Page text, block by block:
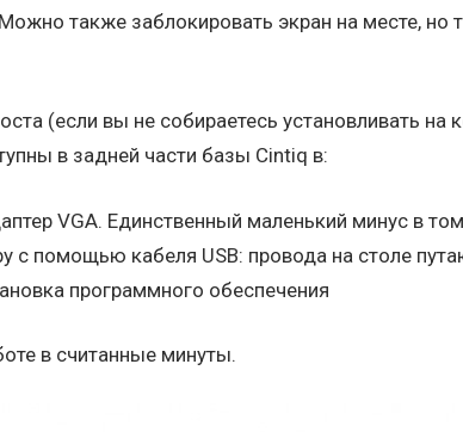
также заблокировать экран на месте, но
(если вы не собираетесь установливать на
в задней части базы Cintiq в:
VGA. Единственный маленький минус в
с помощью кабеля USB: провода на столе
программного обеспечения
в считанные минуты.